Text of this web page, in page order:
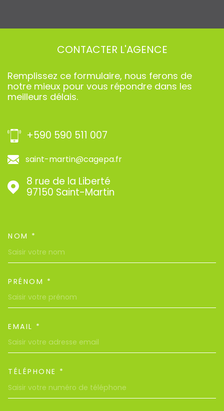
CONTACTER L'AGENCE
Remplissez ce formulaire, nous ferons de
notre mieux pour vous répondre dans les
meilleurs délais.
+590 590 511 007
saint-martin@cagepa.fr
8 rue de la Liberté
97150
Saint-Martin
NOM *
PRÉNOM *
EMAIL *
TÉLÉPHONE *